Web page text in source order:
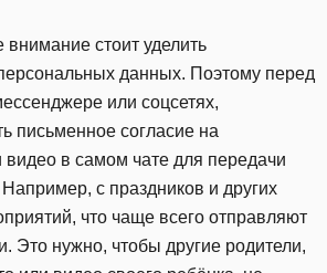
внимание стоит уделить
данных. Поэтому перед
или соцсетях,
письменное согласие на
в самом чате для передачи
с праздников и других
что чаще всего отправляют
Это нужно, чтобы другие родители,